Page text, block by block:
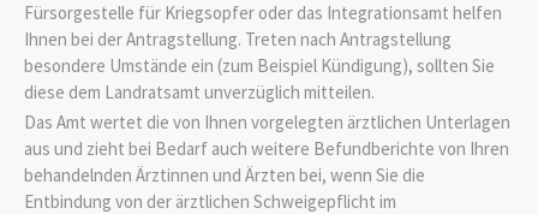
Fürsorgestelle für Kriegsopfer oder das Integrationsamt helfen
Ihnen bei der Antragstellung. Treten nach Antragstellung
besondere Umstände ein (zum Beispiel Kündigung), sollten Sie
diese dem Landratsamt unverzüglich mitteilen.
Das Amt wertet die von Ihnen vorgelegten ärztlichen Unterlagen
aus und zieht bei Bedarf auch weitere Befundberichte von Ihren
behandelnden Ärztinnen und Ärzten bei, wenn Sie die
Entbindung von der ärztlichen Schweigepflicht im